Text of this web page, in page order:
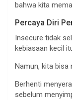
bahwa kita
Percaya Diri
Insecure tidak
kebiasaan kecil
Namun, kita bisa
Berhenti
sebelum